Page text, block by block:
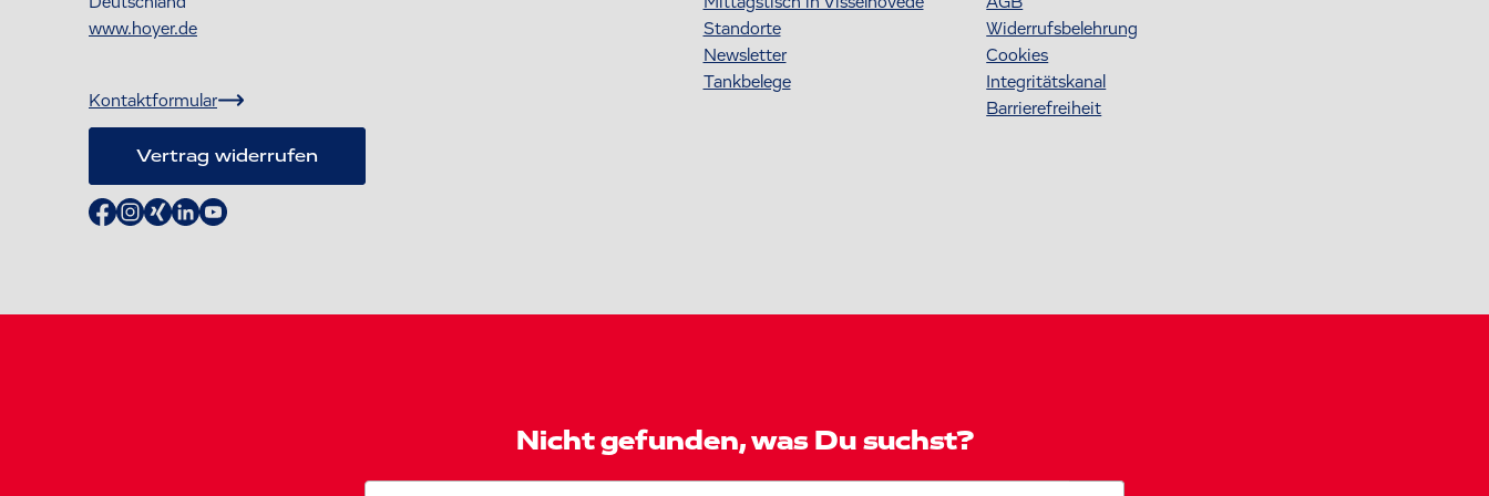
www.hoyer.de
Kontaktformular
Vertrag widerrufen
Standorte
Newsletter
Tankbelege
Widerrufsbelehrung
Cookies
Integritätskanal
Barrierefreiheit
Nicht gefunden, was Du suchst?